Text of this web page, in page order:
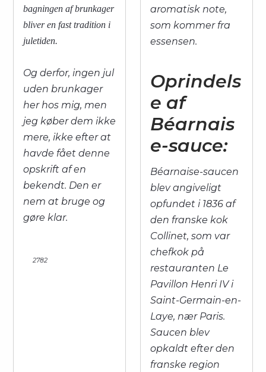
bagningen af brunkager
bliver en fast tradition i
juletiden.
Og derfor, ingen jul
uden brunkager
her hos mig, men
jeg køber dem ikke
mere, ikke efter at
havde fået denne
opskrift af en
bekendt. Den er
nem at bruge og
gøre klar.
2782
aromatisk note,
som kommer fra
essensen.
Oprindels
e af
Béarnais
e-sauce:
Béarnaise-saucen
blev angiveligt
opfundet i 1836 af
den franske kok
Collinet, som var
chefkok på
restauranten Le
Pavillon Henri IV i
Saint-Germain-en-
Laye, nær Paris.
Saucen blev
opkaldt efter den
franske region